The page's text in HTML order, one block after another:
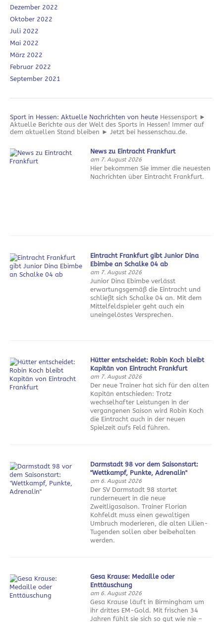
Dezember 2022
Oktober 2022
Juli 2022
Mai 2022
März 2022
Februar 2022
September 2021
Sport in Hessen: Aktuelle Nachrichten von heute Hessensport ►
Aktuelle Berichte aus der Welt des Sports in Hessen! Immer auf
dem aktuellen Stand bleiben ► Jetzt bei hessenschau.de.
News zu Eintracht Frankfurt
am 7. August 2026
Hier bekommen Sie immer die neuesten
Nachrichten über Eintracht Frankfurt.
Eintracht Frankfurt gibt Junior Dina
Ebimbe an Schalke 04 ab
am 7. August 2026
Junior Dina Ebimbe verlässt
erwartungsgemäß die Eintracht und
schließt sich Schalke 04 an. Mit dem
Mittelfeldspieler geht auch ein
uneingelöstes Versprechen.
Hütter entscheidet: Robin Koch bleibt
Kapitän von Eintracht Frankfurt
am 7. August 2026
Der neue Trainer hat sich für den alten
Kapitän entschieden: Trotz
wechselhafter Leistungen in der
vergangenen Saison wird Robin Koch
die Eintracht auch in der neuen
Spielzeit aufs Feld führen.
Darmstadt 98 vor dem Saisonstart:
"Wettkampf, Punkte, Adrenalin"
am 6. August 2026
Der SV Darmstadt 98 startet
runderneuert in die neue
Zweitligasaison. Trainer Florian
Kohfeldt muss einen gewaltigen
Umbruch moderieren, die alten Lilien-
Tugenden sollen aber beibehalten
werden.
Gesa Krause: Medaille oder
Enttäuschung
am 6. August 2026
Gesa Krause läuft in Birmingham um
ihr drittes EM-Gold. Mit frischen 34
Jahren fühlt sie sich so gut wie nie –